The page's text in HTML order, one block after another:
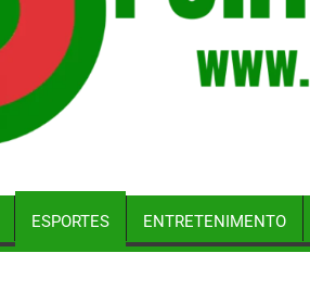
ESPORTES ENTRETENIMENTO